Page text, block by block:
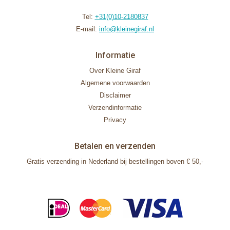
Tel: +31(0)10-2180837
E-mail: info@kleinegiraf.nl
Informatie
Over Kleine Giraf
Algemene voorwaarden
Disclaimer
Verzendinformatie
Privacy
Betalen en verzenden
Gratis verzending in Nederland bij bestellingen boven € 50,-